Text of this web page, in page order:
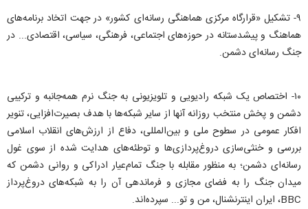
۹- تشکیل «‌قرارگاه مرکزی هماهنگی رسانه‌ای کشور» در جهت اتخاد برنامه‌های
هماهنگ و پیشدستانه در حوزه‌های اجتماعی، فرهنگی، سیاسی، اقتصادی... در
جنگ رسانه‌ای دشمن.
۱۰- اختصاص یک شبکه رادیویی و تلویزیونی به جنگ نرم همه‌جانبه و ترکیبی
دشمن و پخش منتخب روزانه آنها از سایر شبکه‌ها با هدف بصیرت‌افزایی، تنویر
افکار عمومی در سطوح ملی و بین‌المللی، دفاع از ارزش‌های انقلاب اسلامی
بررسی و خنثی‌سازی دروغ‌پردازی‌ها و توطئه‌های هدایت شده از سوی غول
رسانه‌ای دشمن؛ به منظور مقابله با جنگ تمام‌عیار ادراکی و روانی دشمن که
میدان جنگ را به فضای مجازی و فرماندهی آن را به شبکه‌های دروغ‌پرداز
BBC‌، ایران اینترنشنال‌، من و تو... سپرده‌اند.